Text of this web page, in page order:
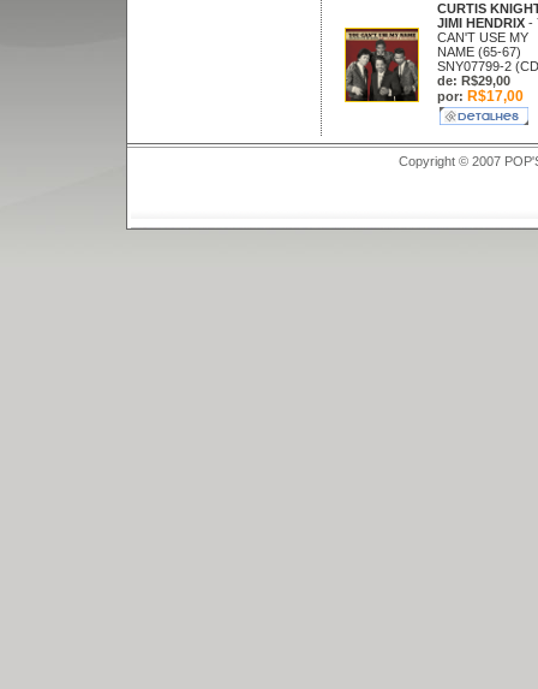
CURTIS
JIMI HENDRIX-
CAN'T USE MY
NAME (65-67)
SNY07799-2
de: R$29,00
por: R$17,00
Copyright © 2007